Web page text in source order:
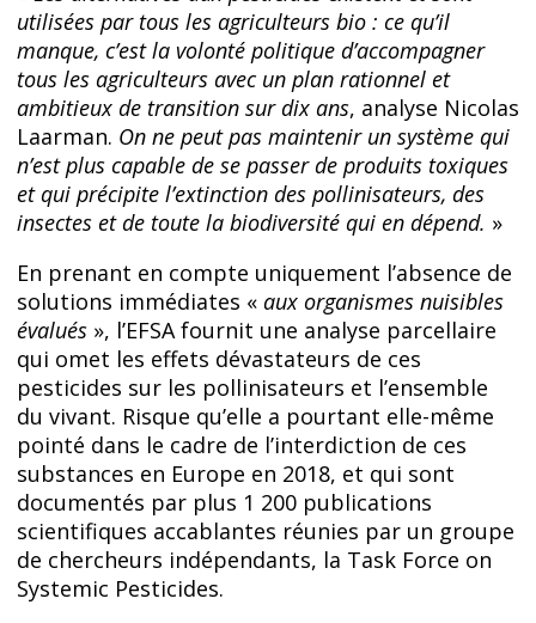
utilisées par tous les agriculteurs bio : ce qu’il
manque, c’est la volonté politique d’accompagner
tous les agriculteurs avec un plan rationnel et
ambitieux de transition sur dix ans, analyse Nicolas
Laarman. On ne peut pas maintenir un système qui
n’est plus capable de se passer de produits toxiques
et qui précipite l’extinction des pollinisateurs, des
insectes et de toute la biodiversité qui en dépend. »
En prenant en compte uniquement l’absence de
solutions immédiates « aux organismes nuisibles
évalués », l’EFSA fournit une analyse parcellaire
qui omet les effets dévastateurs de ces
pesticides sur les pollinisateurs et l’ensemble
du vivant. Risque qu’elle a pourtant elle-même
pointé dans le cadre de l’interdiction de ces
substances en Europe en 2018, et qui sont
documentés par plus 1 200 publications
scientifiques accablantes réunies par un groupe
de chercheurs indépendants, la Task Force on
Systemic Pesticides.